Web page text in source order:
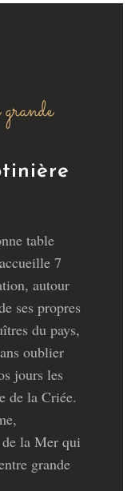
table
7
autour
ses propres
du pays,
oublier
jours les
de la Criée.
de la Mer qui
grande